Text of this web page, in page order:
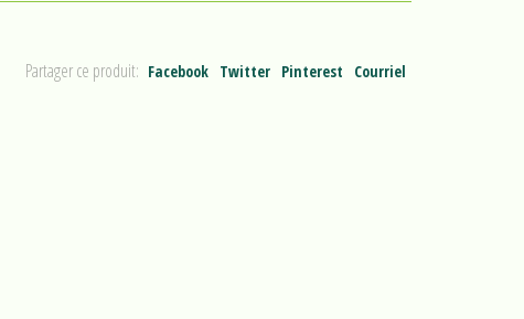
Partager ce produit: Facebook Twitter Pinterest Courriel